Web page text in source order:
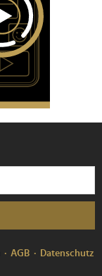
AGB
Datenschutz